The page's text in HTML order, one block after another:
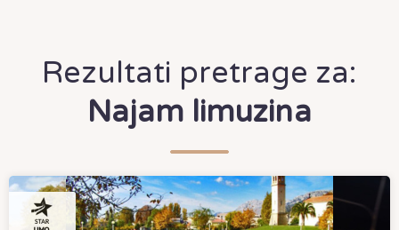
Rezultati pretrage za:
Najam limuzina